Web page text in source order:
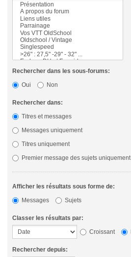
Rechercher dans les sous-forums:
Oui
Non
Rechercher dans:
Titres et messages
Messages uniquement
Titres uniquement
Premier message des sujets uniquement
Afficher les résultats sous forme de:
Messages
Sujets
Classer les résultats par:
Croissant
Rechercher depuis: